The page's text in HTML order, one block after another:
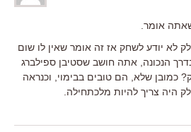
אומר.
לא יודע לשחק אז זה אומר שאין לו שום
הנכונה, אתה חושב שסטיבן ספילברג
כמובן שלא, הם טובים בבימוי, וכנראה
היה צריך להיות מלכתחילה.